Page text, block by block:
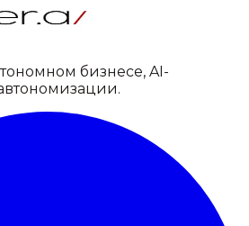
бизнесе, AI-